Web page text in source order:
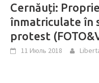
Cernăuți:
înmatriculate în
protest
11 Июль 2018